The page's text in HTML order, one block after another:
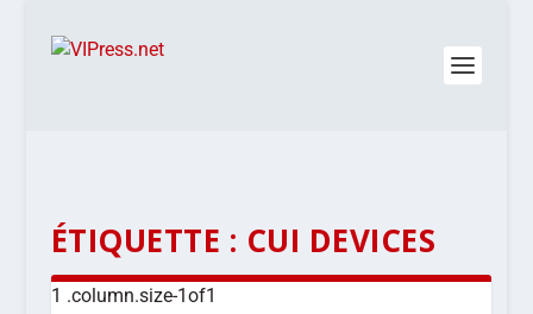
ÉTIQUETTE : CUI DEVICES